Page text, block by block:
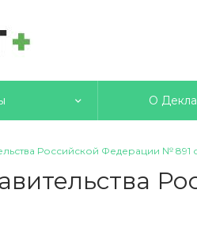
О
Российской Федерации № 891